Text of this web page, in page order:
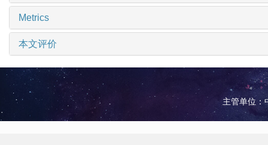
Metrics
本文评价
主管单位：